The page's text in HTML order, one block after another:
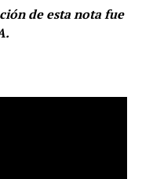
de esta nota fue